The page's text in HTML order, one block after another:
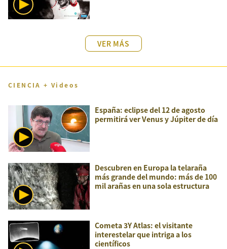
VER MÁS
CIENCIA + Videos
España: eclipse del 12 de agosto
permitirá ver Venus y Júpiter de día
Descubren en Europa la telaraña
más grande del mundo: más de 100
mil arañas en una sola estructura
Cometa 3Y Atlas: el visitante
interestelar que intriga a los
científicos